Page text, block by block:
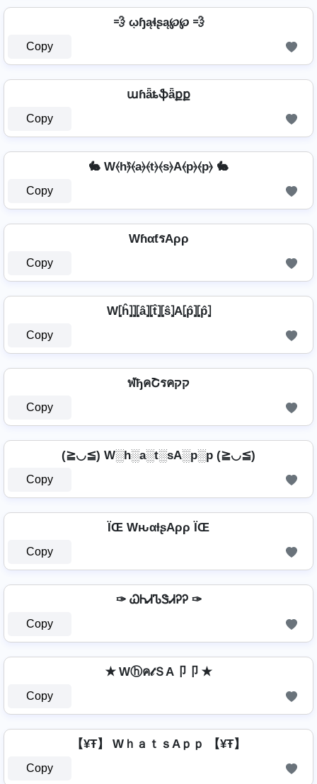
💨 ῳɧąɬʂą℘℘ 💨
Copy
աɦǟȶֆǟքք
Copy
🐇 W⦑h⦒̂⦑a⦒⦑t⦒⦑s⦒A⦑p⦒⦑p⦒ 🐇
Copy
WɦαƭรAρρ
Copy
W⦏ĥ⦎⦎⦏â⦎⦏t̂⦎⦏ŝ⦎A⦏p̂⦎⦏p̂⦎
Copy
ฬђคՇรคקק
Copy
(≧◡≦) W░h░a░t░sA░p░p (≧◡≦)
Copy
ÏŒ WԋαƚʂAρρ ÏŒ
Copy
✑ ᏇᏂᏗᏖᏕᏗᎮᎮ ✑
Copy
✭ Wⓗค𝓉ＳA卩卩 ✭
Copy
【¥Ŧ】 WｈａｔｓAｐｐ 【¥Ŧ】
Copy